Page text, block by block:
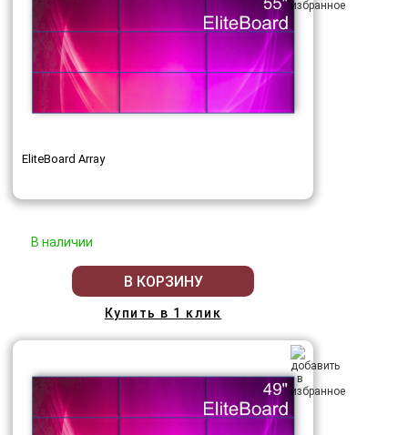
EliteBoard Array
В наличии
В КОРЗИНУ
Купить в 1 клик